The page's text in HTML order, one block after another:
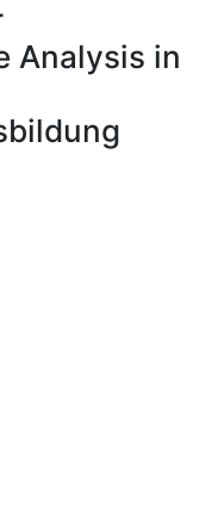
Analysis in